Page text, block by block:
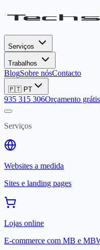
Serviços
Trabalhos
BlogSobre nósContacto
🇵🇹 PT
935 315 306Orçamento grátis
Serviços
Websites a medida
Sites e landing pages
Lojas online
E-commerce com MB e